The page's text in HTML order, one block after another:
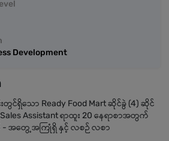
Development
တွင်ရှိသော Ready Food Mart ဆိုင်ခွဲ (4) ဆိုင်
Assistant ရာထူး 20 နေရာစာအတွက်
- အတွေ့အကြုံရှိ နှင့် လစဉ် လစာ